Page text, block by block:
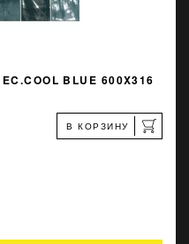
BLUE 600X316
В КОРЗИНУ